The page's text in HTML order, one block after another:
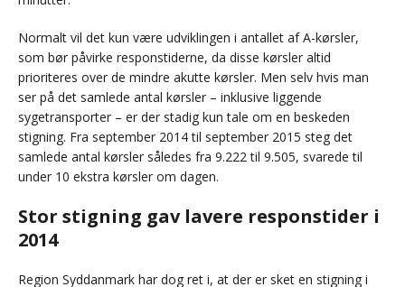
Normalt vil det kun være udviklingen i antallet af A-kørsler,
som bør påvirke responstiderne, da disse kørsler altid
prioriteres over de mindre akutte kørsler. Men selv hvis man
ser på det samlede antal kørsler – inklusive liggende
sygetransporter – er der stadig kun tale om en beskeden
stigning. Fra september 2014 til september 2015 steg det
samlede antal kørsler således fra 9.222 til 9.505, svarede til
under 10 ekstra kørsler om dagen.
Stor stigning gav lavere responstider i
2014
Region Syddanmark har dog ret i, at der er sket en stigning i